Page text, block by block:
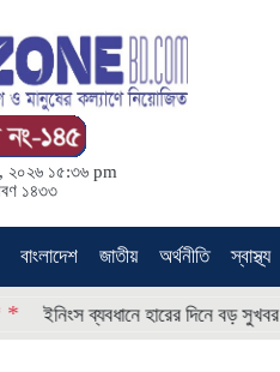
২০২৬ ১৫:৩৬ pm
১৪৩৩
বাংলাদেশ জাতীয় অর্থনীতি স্বাস্থ্য
ব্যবধানে হারের দিনে বড় সুখবর পেল